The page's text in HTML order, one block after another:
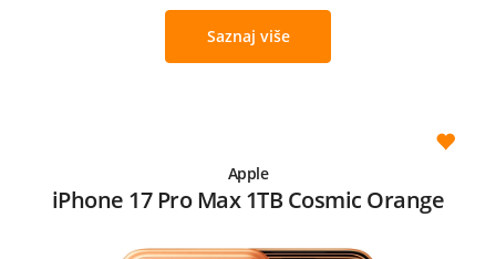
Saznaj više
Apple
iPhone 17 Pro Max 1TB Cosmic Orange